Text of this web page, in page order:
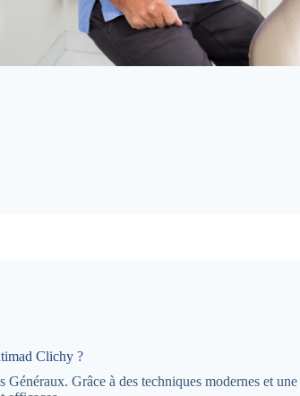
Clichy ?
Grâce à des techniques modernes et